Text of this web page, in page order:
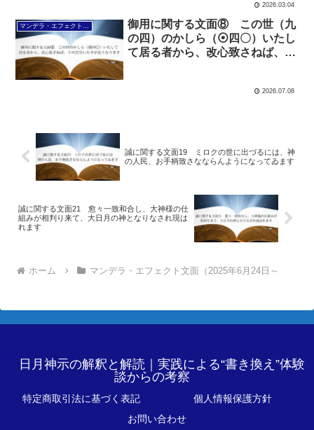
2026.03.04
マンデラ・エフェクト文面（2025年6月24日～
御用に関する文面⑧ この世（九
の四）のかしら（⦿四〇）いたし
て居る者から、改心致さねば、下
2026.07.08
誠に関する文面19 ミロクの世に出づるには、神
の人民、お手柄致さなならんようになってゐます
誠に関する文面21 愈々一致和合し、大神様の仕
組みが相判り来て、大日月の神となりなされ現は
れます
ホーム マンデラ・エフェクト文面（2025年6月24日～
日月神示の解釈と解読｜実践による“書き換え”体験
談からの考察
特定商取引法に基づく表記
個人情報保護方針
お問い合わせ